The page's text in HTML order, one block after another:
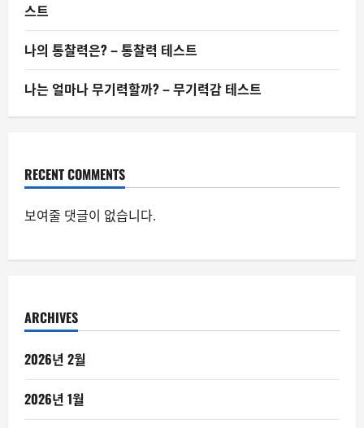
스트
나의 통찰력은? – 통찰력 테스트
나는 얼마나 무기력할까? – 무기력감 테스트
RECENT COMMENTS
보여줄 댓글이 없습니다.
ARCHIVES
2026년 2월
2026년 1월